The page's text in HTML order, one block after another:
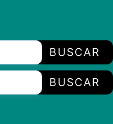
BUSCAR
BUSCAR